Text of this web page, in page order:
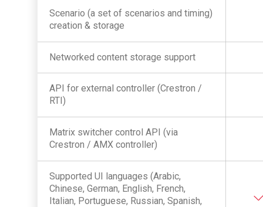
Scenario (a set of scenarios and timing)
creation & storage
Networked content storage support
API for external controller (Crestron /
RTI)
Matrix switcher control API (via
Crestron / AMX controller)
Supported UI languages (Arabic,
Chinese, German, English, French,
Italian, Portuguese, Russian, Spanish,